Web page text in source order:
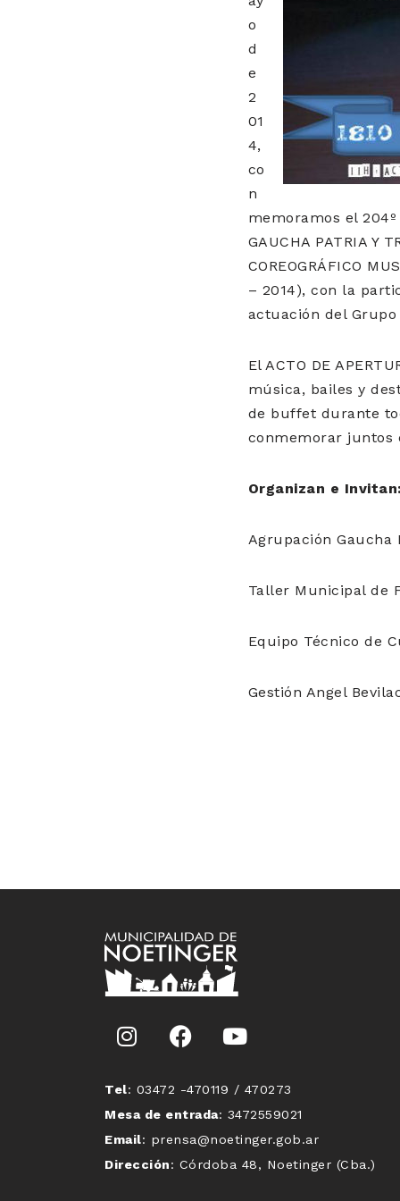
o
d
e
2
01
4,
co
n
memoramos el
GAUCHA PATRIA Y
COREOGRÁFICO
– 2014), con la
actuación del Grupo
El ACTO DE
música, bailes y
de buffet durante
conmemorar juntos
Organizan e Invitan:
Agrupación Gaucha
Taller Municipal de
Equipo Técnico de
Gestión Angel
Tel: 03472 -470119 / 470273
Mesa de entrada: 3472559021
Email: prensa@noetinger.gob.ar
Dirección: Córdoba 48, Noetinger (Cba.)